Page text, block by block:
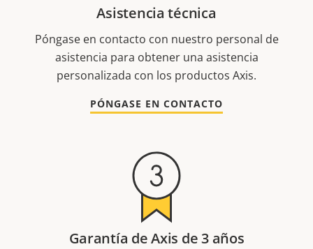
Asistencia técnica
Póngase en contacto con nuestro personal de
asistencia para obtener una asistencia
personalizada con los productos Axis.
PÓNGASE EN CONTACTO
Garantía de Axis de 3 años